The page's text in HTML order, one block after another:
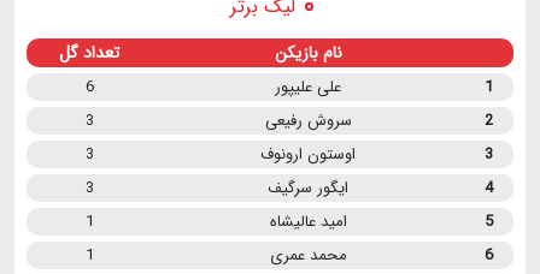
لیگ برتر
نام بازیکن تعداد گل
1 علی علیپور
6
2
سروش رفیعی
3
3
اوستون ارونوف
3
4
ایگور سرگیف
3
5
امید عالیشاه
1
6
محمد عمری
1